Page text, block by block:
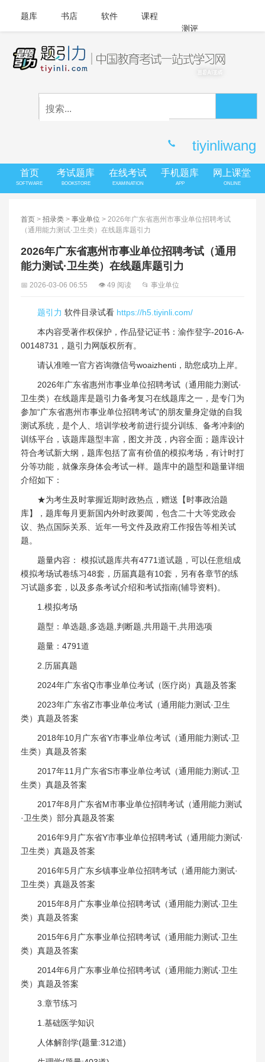
题库 书店 软件
课程
测评
APP下载
tiyinliwang
首页
SOFTWARE
考试题库
BOOKSTORE
在线考试
EXAMINATION
手机题库
APP
网上课堂
ONLINE
首页 > 招录类 > 事业单位 > 2026年广东省惠州市事业单位招聘考试
（通用能力测试·卫生类）在线题库题引力
2026年广东省惠州市事业单位招聘考试（通用
能力测试·卫生类）在线题库题引力
📅 2026-03-06 06:55 👁 49 阅读 📂 事业单位
题引力 软件目录试看 https://h5.tiyinli.com/
本内容受著作权保护，作品登记证书：渝作登字-2016-A-
00148731，题引力网版权所有。
请认准唯一官方咨询微信号woaizhenti，助您成功上岸。
2026年广东省惠州市事业单位招聘考试（通用能力测试·
卫生类）在线题库是题引力备考复习在线题库之一，是专门为
参加“广东省惠州市事业单位招聘考试”的朋友量身定做的自我
测试系统，是个人、培训学校考前进行提分训练、备考冲刺的
训练平台，该题库题型丰富，图文并茂，内容全面；题库设计
符合考试新大纲，题库包括了富有价值的模拟考场，有计时打
分等功能，就像亲身体会考试一样。题库中的题型和题量详细
介绍如下：
★为考生及时掌握近期时政热点，赠送【时事政治题
库】，题库每月更新国内外时政要闻，包含二十大等党政会
议、热点国际关系、近年一号文件及政府工作报告等相关试
题。
题量内容： 模拟试题库共有4771道试题，可以任意组成
模拟考场试卷练习48套，历届真题有10套，另有各章节的练
习试题多套，以及多条考试介绍和考试指南(辅导资料)。
1.模拟考场
题型：单选题,多选题,判断题,共用题干,共用选项
题量：4791道
2.历届真题
2024年广东省Q市事业单位考试（医疗岗）真题及答案
2023年广东省Z市事业单位考试（通用能力测试·卫生
类）真题及答案
2018年10月广东省Y市事业单位考试（通用能力测试·卫
生类）真题及答案
2017年11月广东省S市事业单位考试（通用能力测试·卫
生类）真题及答案
2017年8月广东省M市事业单位招聘考试（通用能力测试
·卫生类）部分真题及答案
2016年9月广东省Y市事业单位招聘考试（通用能力测试·
卫生类）真题及答案
2016年5月广东乡镇事业单位招聘考试（通用能力测试·
卫生类）真题及答案
2015年8月广东事业单位招聘考试（通用能力测试·卫生
类）真题及答案
2015年6月广东事业单位招聘考试（通用能力测试·卫生
类）真题及答案
2014年6月广东事业单位招聘考试（通用能力测试·卫生
类）真题及答案
3.章节练习
1.基础医学知识
人体解剖学(题量:312道)